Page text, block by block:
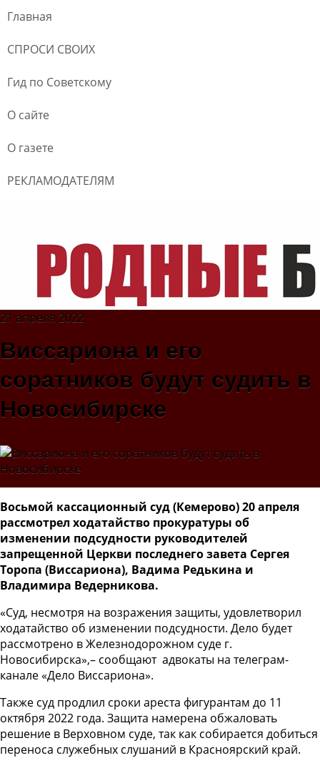
Главная
СПРОСИ СВОИХ
Гид по Советскому
О сайте
О газете
РЕКЛАМОДАТЕЛЯМ
21 апреля 2022
Виссариона и его
соратников будут судить в
Новосибирске
Восьмой кассационный суд (Кемерово) 20 апреля
рассмотрел ходатайство прокуратуры об
изменении подсудности руководителей
запрещенной Церкви последнего завета Сергея
Торопа (Виссариона), Вадима Редькина и
Владимира Ведерникова.
«Суд, несмотря на возражения защиты, удовлетворил
ходатайство об изменении подсудности. Дело будет
рассмотрено в Железнодорожном суде г.
Новосибирска»,– сообщают адвокаты на телеграм-
канале «Дело Виссариона».
Также суд продлил сроки ареста фигурантам до 11
октября 2022 года. Защита намерена обжаловать
решение в Верховном суде, так как собирается добиться
переноса служебных слушаний в Красноярский край.